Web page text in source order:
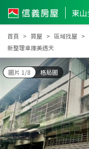
首頁 買屋 區域找屋
新整理車庫美透天
圖片 1/8 格局圖